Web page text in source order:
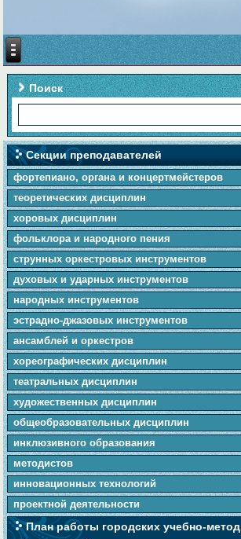
Поиск
Секции преподавателей
фортепиано, органа и концертмейстеров
теоретических дисциплин
хоровых дисциплин
фольклора и народного пения
cтpунныx оркестровых инструментов
духовых и ударных инструментов
народных инструментов
эстрадно-джазовых инструментов
ансамблей и оркестров
хореографических дисциплин
театральных дисциплин
художественных дисциплин
общеобразовательных дисциплин
инклюзивного образования
методистов
инновационных технологий
проектной деятельности
План работы городских учебно-